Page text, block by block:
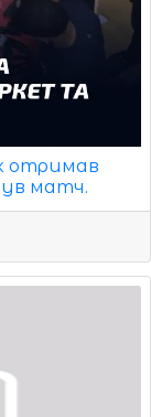
отримав
матч.